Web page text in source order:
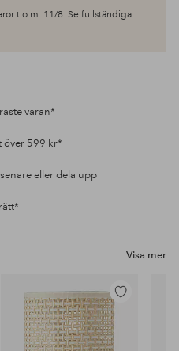
t.o.m. 11/8. Se fullständiga
varan*
över 599 kr*
eller dela upp
Visa mer
Lägg
till
i
favoriter